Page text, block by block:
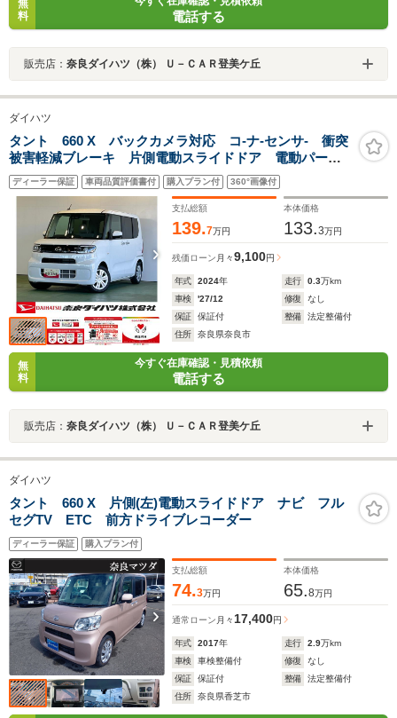
無
料
電話する
販売店： 奈良ダイハツ（株） Ｕ－ＣＡＲ登美ケ丘
ダイハツ
タント 660 X バックカメラ対応 コ-ナ-センサ- 衝突
被害軽減ブレーキ 片側電動スライドドア 電動パーキ
ング アイドリングストップ機能 プッシュボタンスタ-
ト シ-トヒ-タ-
ディーラー保証 車両品質評価書付 購入プラン付 360°画像付
支払総額
139.7万円
本体価格
133.3万円
残価ローン 月々9,100円
年式 2024年 走行 0.3万km
車検
'27/12 修復
なし
保証
保証付 整備
法定整備付
住所
奈良県奈良市
無
料
今すぐ在庫確認・見積依頼
電話する
販売店： 奈良ダイハツ（株） Ｕ－ＣＡＲ登美ケ丘
ダイハツ
タント 660 X 片側(左)電動スライドドア ナビ フル
セグTV ETC 前方ドライブレコーダー
ディーラー保証 購入プラン付
支払総額
74.3万円
本体価格
65.8万円
通常ローン 月々17,400円
年式 2017年 走行 2.9万km
車検
車検整備付 修復
なし
保証
保証付 整備
法定整備付
住所
奈良県香芝市